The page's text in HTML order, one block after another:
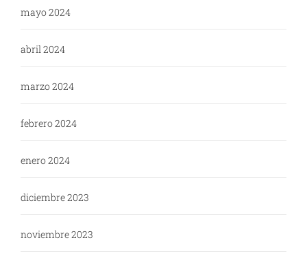
mayo 2024
abril 2024
marzo 2024
febrero 2024
enero 2024
diciembre 2023
noviembre 2023